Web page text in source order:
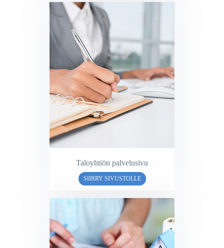
Taloyhtiön palvelusivu
SIIRRY SIVUSTOLLE